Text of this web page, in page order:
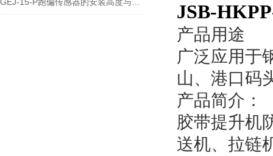
JSB-
产品用途
广泛应用于
山、港口码
产品简介：
胶带提升机
送机、拉链